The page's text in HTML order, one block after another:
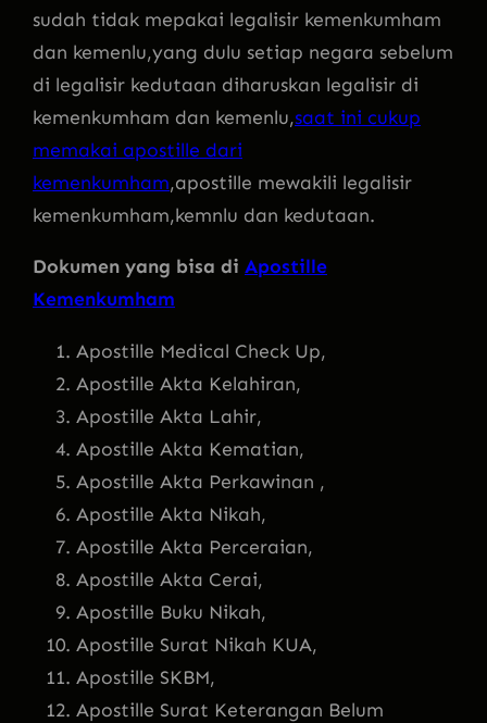
sudah tidak mepakai legalisir kemenkumham
dan kemenlu,yang dulu setiap negara sebelum
di legalisir kedutaan diharuskan legalisir di
kemenkumham dan kemenlu,saat ini cukup
memakai apostille dari
kemenkumham,apostille mewakili legalisir
kemenkumham,kemnlu dan kedutaan.
Dokumen yang bisa di Apostille
Kemenkumham
Apostille Medical Check Up,
Apostille Akta Kelahiran,
Apostille Akta Lahir,
Apostille Akta Kematian,
Apostille Akta Perkawinan ,
Apostille Akta Nikah,
Apostille Akta Perceraian,
Apostille Akta Cerai,
Apostille Buku Nikah,
Apostille Surat Nikah KUA,
Apostille SKBM,
Apostille Surat Keterangan Belum